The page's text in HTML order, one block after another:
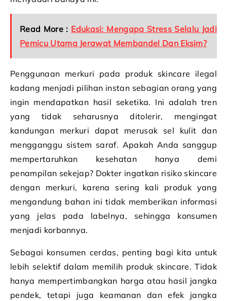
Read More : Edukasi: Mengapa Stress Selalu Jadi
Pemicu Utama Jerawat Membandel Dan Eksim?
Penggunaan merkuri pada produk skincare ilegal
kadang menjadi pilihan instan sebagian orang yang
ingin mendapatkan hasil seketika. Ini adalah tren
yang tidak seharusnya ditolerir, mengingat
kandungan merkuri dapat merusak sel kulit dan
mengganggu sistem saraf. Apakah Anda sanggup
mempertaruhkan kesehatan hanya demi
penampilan sekejap? Dokter ingatkan risiko skincare
dengan merkuri, karena sering kali produk yang
mengandung bahan ini tidak memberikan informasi
yang jelas pada labelnya, sehingga konsumen
menjadi korbannya.
Sebagai konsumen cerdas, penting bagi kita untuk
lebih selektif dalam memilih produk skincare. Tidak
hanya mempertimbangkan harga atau hasil jangka
pendek, tetapi juga keamanan dan efek jangka